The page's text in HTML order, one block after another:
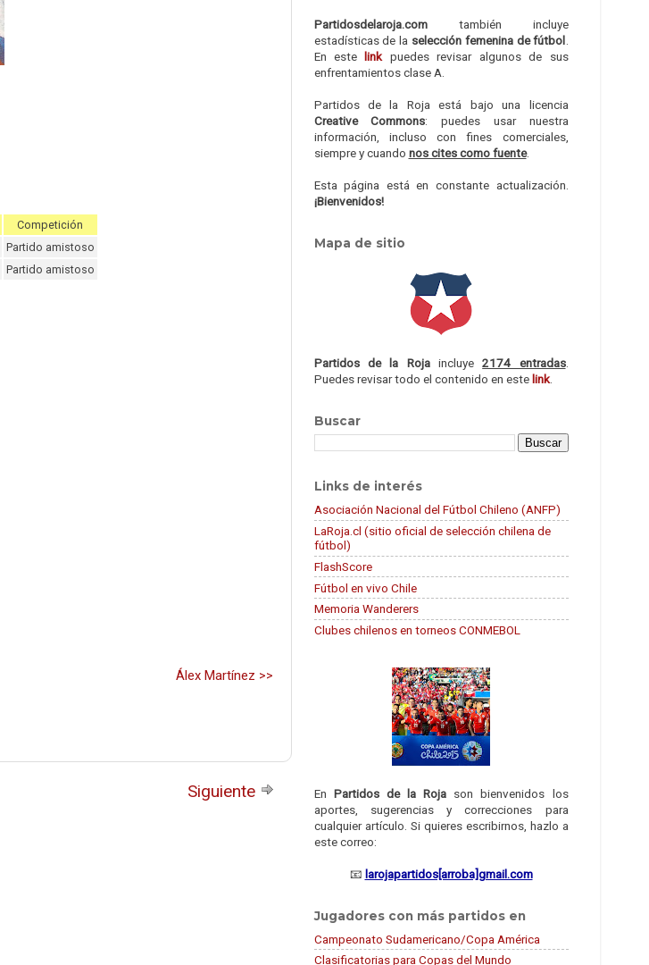
Competición
Partido amistoso
Partido amistoso
Álex Martínez >>
Siguiente
Partidosdelaroja.comtambién incluye
estadísticas de la selección femenina de fútbol
En este link puedes revisar algunos de sus
enfrentamientos clase A.
Partidos de la Roja está bajo una licencia
Creative Commons: puedes usar nuestra
información, incluso con fines comerciales,
siempre y cuando nos cites como fuente.
Esta página está en constante actualización.
¡Bienvenidos!
Mapa de sitio
Partidos de la Rojaincluye2174 entradas.
Puedes revisar todo el contenido en estelink.
Buscar
Links de interés
Asociación Nacional del Fútbol Chileno (ANFP)
LaRoja.cl (sitio oficial de selección chilena de
fútbol)
FlashScore
Fútbol en vivo Chile
Memoria Wanderers
Clubes chilenos en torneos CONMEBOL
En Partidos de la Roja son bienvenidos los
aportes, sugerencias y correcciones para
cualquier artículo. Si quieres escribirnos, hazlo a
este correo:
📧 larojapartidos[arroba]gmail.com
Jugadores con más partidos en
Campeonato Sudamericano/Copa América
Clasificatorias para Copas del Mundo